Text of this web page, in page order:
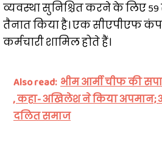
व्यवस्था सुनिश्चित करने के लिए
तैनात किया है। एक सीएपीएफ
कर्मचारी शामिल होते हैं।
Also read: भीम आर्मी चीफ की
, कहा- अखिलेश ने किया अपमान;
दलित समाज